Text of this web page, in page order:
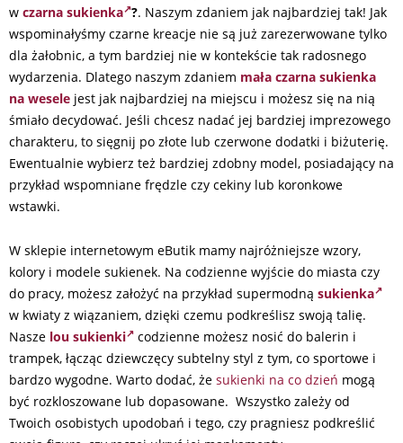
w czarna sukienka ?. Naszym zdaniem jak najbardziej tak! Jak
wspominałyśmy czarne kreacje nie są już zarezerwowane tylko
dla żałobnic, a tym bardziej nie w kontekście tak radosnego
wydarzenia. Dlatego naszym zdaniem mała czarna sukienka
na wesele jest jak najbardziej na miejscu i możesz się na nią
śmiało decydować. Jeśli chcesz nadać jej bardziej imprezowego
charakteru, to sięgnij po złote lub czerwone dodatki i biżuterię.
Ewentualnie wybierz też bardziej zdobny model, posiadający na
przykład wspomniane frędzle czy cekiny lub koronkowe
wstawki.
W sklepie internetowym eButik mamy najróżniejsze wzory,
kolory i modele sukienek. Na codzienne wyjście do miasta czy
do pracy, możesz założyć na przykład supermodną sukienka
w kwiaty z wiązaniem, dzięki czemu podkreślisz swoją talię.
Nasze lou sukienki
codzienne możesz nosić do balerin i
trampek, łącząc dziewczęcy subtelny styl z tym, co sportowe i
bardzo wygodne. Warto dodać, że sukienki na co dzień mogą
być rozkloszowane lub dopasowane. Wszystko zależy od
Twoich osobistych upodobań i tego, czy pragniesz podkreślić